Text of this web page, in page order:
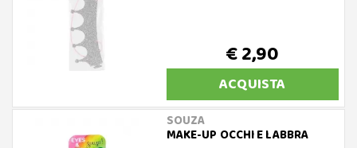
€ 2,90
ACQUISTA
SOUZA
MAKE-UP OCCHI E LABBRA